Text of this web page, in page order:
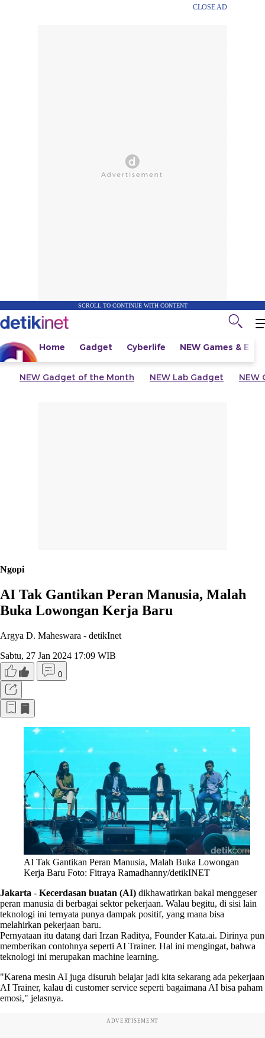
CLOSE AD
SCROLL TO CONTINUE WITH CONTENT
Home Gadget Cyberlife NEW Games &
NEW Gadget of the Month NEW Lab Gadget NEW
Ngopi
AI Tak Gantikan Peran Manusia, Malah
Buka Lowongan Kerja Baru
Argya D. Maheswara - detikInet
Sabtu, 27 Jan 2024 17:09 WIB
0
AI Tak Gantikan Peran Manusia, Malah Buka Lowongan
Kerja Baru Foto: Fitraya Ramadhanny/detikINET
Jakarta - Kecerdasan buatan (AI) dikhawatirkan bakal menggeser
peran manusia di berbagai sektor pekerjaan. Walau begitu, di sisi lain
teknologi ini ternyata punya dampak positif, yang mana bisa
melahirkan pekerjaan baru.
Pernyataan itu datang dari Irzan Raditya, Founder Kata.ai. Dirinya pun
memberikan contohnya seperti AI Trainer. Hal ini mengingat, bahwa
teknologi ini merupakan machine learning.
"Karena mesin AI juga disuruh belajar jadi kita sekarang ada pekerjaan
AI Trainer, kalau di customer service seperti bagaimana AI bisa paham
emosi," jelasnya.
ADVERTISEMENT